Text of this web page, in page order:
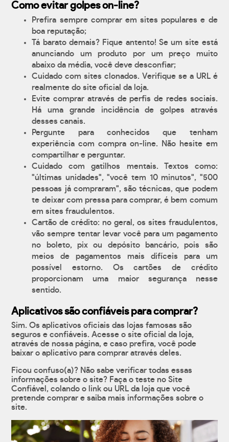
Como evitar golpes on-line?
Prefira sempre comprar em sites populares e de
boa reputação;
Tá barato demais? Fique antento! Se um site está
anunciando um produto por um preço muito
abaixo da média, você deve desconfiar;
Cuidado com sites clonados. Verifique se a URL é
realmente do site oficial da loja.
Evite comprar através de perfis de redes sociais.
Há uma grande incidência de golpes através
desses canais.
Pergunte para conhecidos que tenham
experiência com compra on-line. Não hesite em
compartilhar e perguntar.
Cuidado com gatilhos mentais. Textos como:
"últimas unidades", "você tem 10 minutos", "500
pessoas já compraram", são técnicas, que podem
te deixar com pressa para comprar, é bem comum
em sites fraudulentos.
Cartão de crédito: no geral, os sites fraudulentos,
vão sempre tentar levar você para um pagamento
no boleto, pix ou depósito bancário, pois são
meios de pagamentos mais difíceis para um
possível estorno. Os cartões de crédito
proporcionam uma maior segurança nesse
sentido.
Aplicativos são confiáveis para comprar?
Sim. Os aplicativos oficiais das lojas famosas são
seguros e confiáveis. Acesse o site oficial da loja,
através de nossa página, e caso prefira, você pode
baixar o aplicativo para comprar através deles.
Ficou confuso(a)? Não sabe verificar todas essas
informações sobre o site? Faça o teste no Site
Confiável, colando o link ou URL da loja que você
pretende comprar e saiba mais informações sobre o
site.